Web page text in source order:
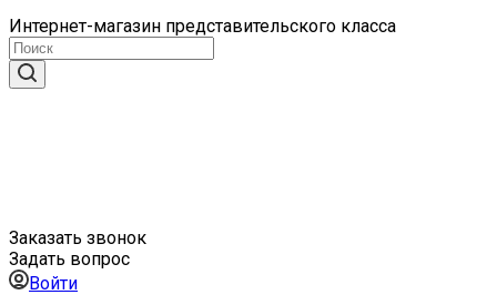
Интернет-магазин представительского класса
Заказать звонок
Задать вопрос
Войти